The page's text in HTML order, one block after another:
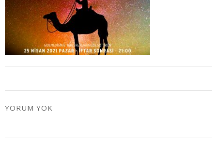
YORUM YOK